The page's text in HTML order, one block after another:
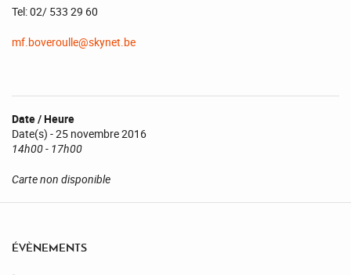
Tel: 02/ 533 29 60
mf.boveroulle@skynet.be
Date / Heure
Date(s) - 25 novembre 2016
14h00 - 17h00
Carte non disponible
ÉVÈNEMENTS